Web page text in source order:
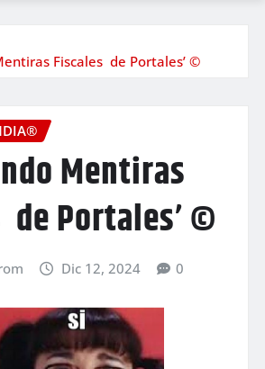
Fiscales de Portales’ ©
Mentiras
de Portales’ ©
Dic 12, 2024 0